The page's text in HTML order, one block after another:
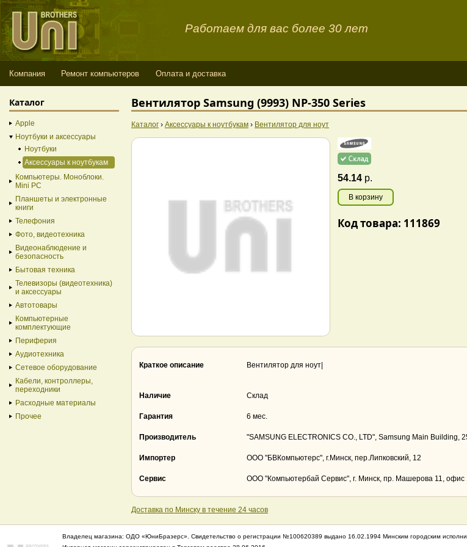
Работаем для вас более 30 лет
Компания Ремонт компьютеров Оплата и доставка
Вентилятор Samsung (9993) NP-350 Series
Каталог › Аксессуары к ноутбукам › Вентилятор для ноут
54.14 р.
В корзину
Код товара: 111869
Краткое описание Вентилятор для ноут|
Наличие Склад
Гарантия 6 мес.
Производитель "SAMSUNG ELECTRONICS CO., LTD", Samsung Main Building,
Импортер ООО "БВКомпьютерс", г.Минск, пер.Липковский, 12
Сервис ООО "Компьютербай Сервис", г. Минск, пр. Машерова 11, офис
Доставка по Минску в течение 24 часов
Каталог
Apple
Ноутбуки и аксессуары
Ноутбуки
Аксессуары к ноутбукам
Компьютеры. Моноблоки.
Mini PC
Планшеты и электронные
книги
Телефония
Фото, видеотехника
Видеонаблюдение и
безопасность
Бытовая техника
Телевизоры (видеотехника)
и аксессуары
Автотовары
Компьютерные
комплектующие
Периферия
Аудиотехника
Сетевое оборудование
Кабели, контроллеры,
переходники
Расходные материалы
Прочее
Владелец магазина: ОДО «ЮниБразерс». Свидетельство о регистрации №100620389 выдано 16.02.1994 Минским городским